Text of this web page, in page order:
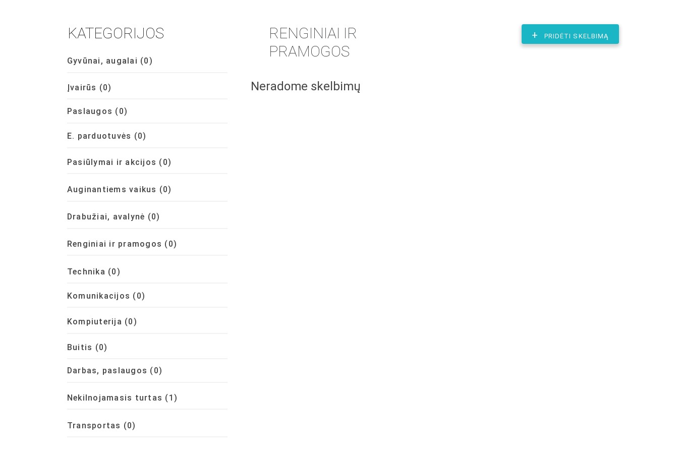
KATEGORIJOS
Gyvūnai, augalai (0)
Įvairūs (0)
Paslaugos (0)
E. parduotuvės (0)
Pasiūlymai ir akcijos (0)
Auginantiems vaikus (0)
Drabužiai, avalynė (0)
Renginiai ir pramogos (0)
Technika (0)
Komunikacijos (0)
Kompiuterija (0)
Buitis (0)
Darbas, paslaugos (0)
Nekilnojamasis turtas (1)
Transportas (0)
RENGINIAI IR
PRAMOGOS
+ PRIDĖTI SKELBIMĄ
Neradome skelbimų